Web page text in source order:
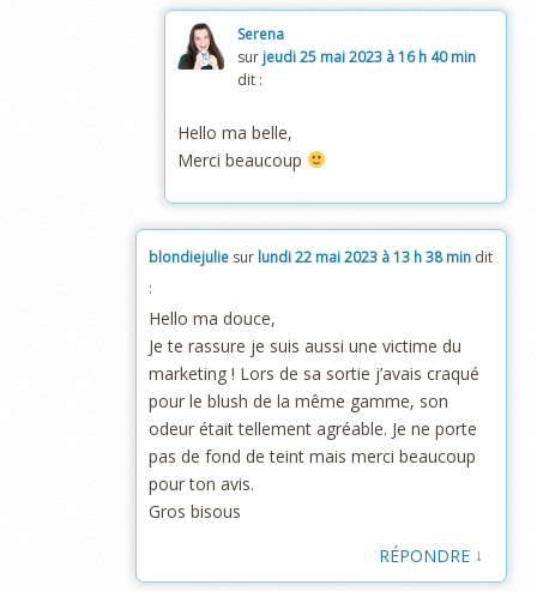
Serena
sur jeudi 25 mai 2023 à 16 h 40 min
dit :
Hello ma belle,
Merci beaucoup
blondiejulie sur lundi 22 mai 2023 à 13 h 38 min dit
:
Hello ma douce,
Je te rassure je suis aussi une victime du
marketing ! Lors de sa sortie j’avais craqué
pour le blush de la même gamme, son
odeur était tellement agréable. Je ne porte
pas de fond de teint mais merci beaucoup
pour ton avis.
Gros bisous
RÉPONDRE ↓